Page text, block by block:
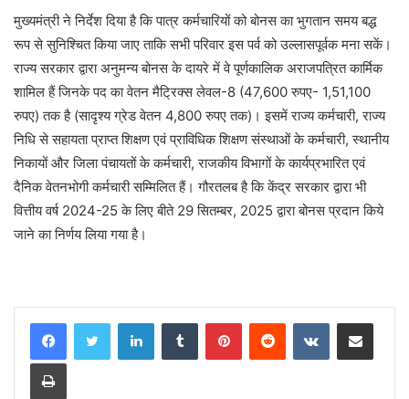
मुख्यमंत्री ने निर्देश दिया है कि पात्र कर्मचारियों को बोनस का भुगतान समय बद्ध
रूप से सुनिश्चित किया जाए ताकि सभी परिवार इस पर्व को उल्लासपूर्वक मना सकें।
राज्य सरकार द्वारा अनुमन्य बोनस के दायरे में वे पूर्णकालिक अराजपत्रित कार्मिक
शामिल हैं जिनके पद का वेतन मैट्रिक्स लेवल-8 (47,600 रुपए- 1,51,100
रुपए) तक है (सादृश्य ग्रेड वेतन 4,800 रुपए तक)। इसमें राज्य कर्मचारी, राज्य
निधि से सहायता प्राप्त शिक्षण एवं प्राविधिक शिक्षण संस्थाओं के कर्मचारी, स्थानीय
निकायों और जिला पंचायतों के कर्मचारी, राजकीय विभागों के कार्यप्रभारित एवं
दैनिक वेतनभोगी कर्मचारी सम्मिलित हैं। गौरतलब है कि केंद्र सरकार द्वारा भी
वित्तीय वर्ष 2024-25 के लिए बीते 29 सितम्बर, 2025 द्वारा बोनस प्रदान किये
जाने का निर्णय लिया गया है।